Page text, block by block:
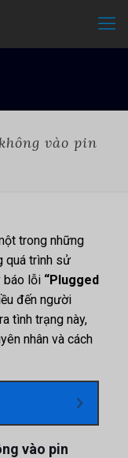
vào pin
trong những
quá trình sử
báo lỗi “Plugged
đến người
tình trạng này,
nhân và cách
vào pin